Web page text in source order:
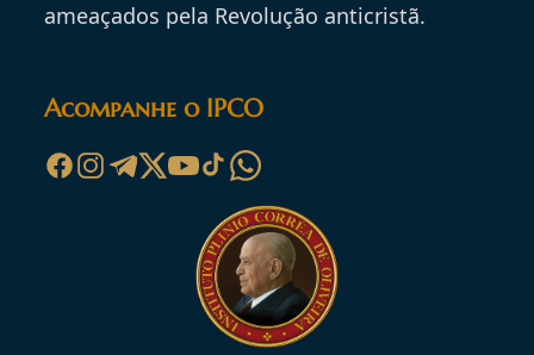
ameaçados pela Revolução anticristã.
Acompanhe o IPCO